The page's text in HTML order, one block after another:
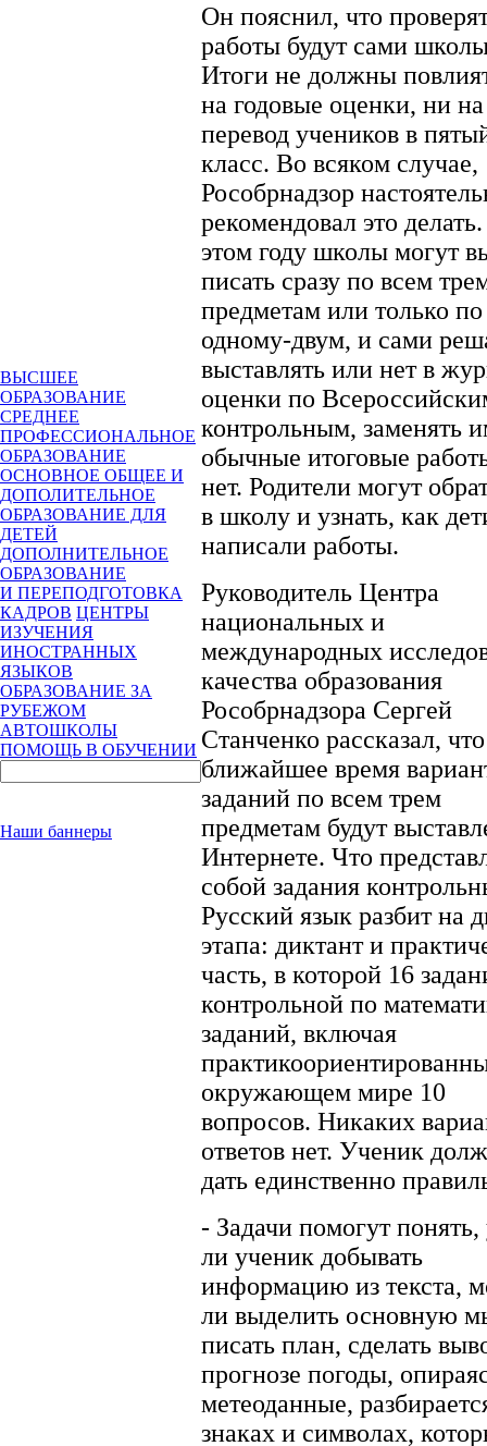
ВЫСШЕЕ
ОБРАЗОВАНИЕ
СРЕДНЕЕ
ПРОФЕССИОНАЛЬНОЕ
ОБРАЗОВАНИЕ
ОСНОВНОЕ ОБЩЕЕ И
ДОПОЛИТЕЛЬНОЕ
ОБРАЗОВАНИЕ ДЛЯ
ДЕТЕЙ
ДОПОЛНИТЕЛЬНОЕ
ОБРАЗОВАНИЕ
И ПЕРЕПОДГОТОВКА
КАДРОВ ЦЕНТРЫ
ИЗУЧЕНИЯ
ИНОСТРАННЫХ
ЯЗЫКОВ
ОБРАЗОВАНИЕ ЗА
РУБЕЖОМ
АВТОШКОЛЫ
ПОМОЩЬ В ОБУЧЕНИИ
Наши баннеры
Он пояснил, что
работы будут сами
Итоги не должны
на годовые оценки, ни на
перевод учеников в
класс. Во всяком случае,
Рособрнадзор
рекомендовал это
этом году школы могут
писать сразу по всем
предметам или только по
одному-двум, и сами
выставлять или нет в
оценки по
контрольным, заменять
обычные итоговые
нет. Родители могут
в школу и узнать, как
написали работы.
Руководитель Центра
национальных и
международных
качества образования
Рособрнадзора Сергей
Станченко рассказал,
ближайшее время
заданий по всем трем
предметам будут
Интернете. Что
собой задания
Русский язык разбит на
этапа: диктант и
часть, в которой 16
контрольной по
заданий, включая
окружающем мире 10
вопросов. Никаких
ответов нет. Ученик
дать единственно
- Задачи помогут понять,
ли ученик добывать
информацию из текста,
ли выделить основную
писать план, сделать
прогнозе погоды,
метеоданные,
знаках и символах,